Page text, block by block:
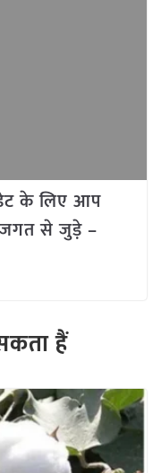
के लिए आप
से जुड़े –
हैं